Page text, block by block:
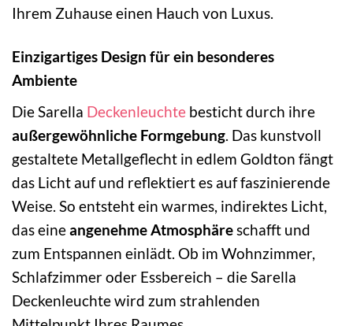
Ihrem Zuhause einen Hauch von Luxus.
Einzigartiges Design für ein besonderes
Ambiente
Die Sarella Deckenleuchte besticht durch ihre
außergewöhnliche Formgebung. Das kunstvoll
gestaltete Metallgeflecht in edlem Goldton fängt
das Licht auf und reflektiert es auf faszinierende
Weise. So entsteht ein warmes, indirektes Licht,
das eineangenehme Atmosphäreschafft und
zum Entspannen einlädt. Ob im Wohnzimmer,
Schlafzimmer oder Essbereich – die Sarella
Deckenleuchte wird zum strahlenden